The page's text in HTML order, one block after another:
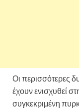
Οι περισσότερες
έχουν ενισχυθεί
συγκεκριμένη